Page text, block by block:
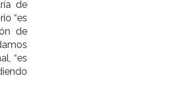
de
“es
de
“es